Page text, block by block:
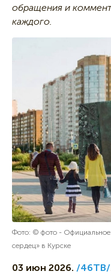
обращения и
каждого.
Фото: © фото -
сердец» в Курске
03 июн 2026. /46ТВ/